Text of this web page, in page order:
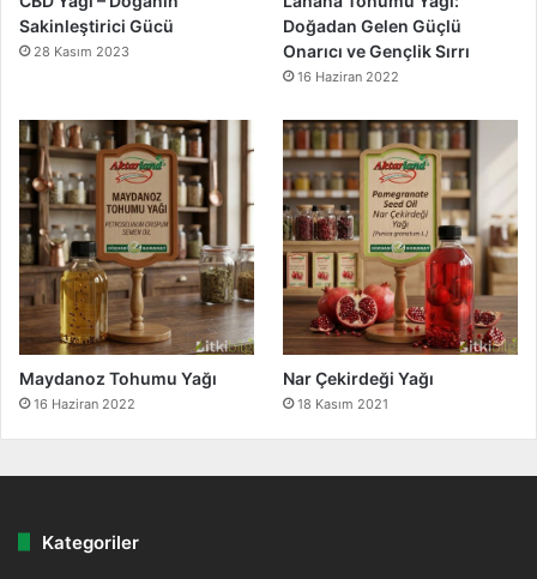
Sakinleştirici Gücü
28 Kasım 2023
Doğadan Gelen Güçlü
Onarıcı ve Gençlik Sırrı
16 Haziran 2022
Maydanoz Tohumu Yağı
16 Haziran 2022
Nar Çekirdeği Yağı
18 Kasım 2021
Kategoriler